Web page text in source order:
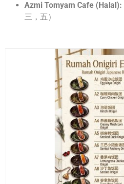
Azmi Tomyam Cafe (Halal):
三，五）